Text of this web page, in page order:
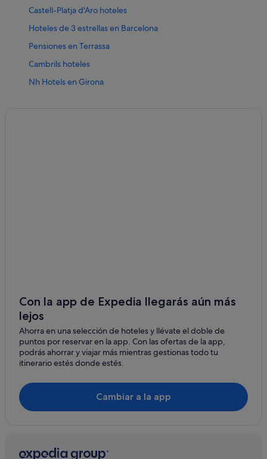
Castell-Platja d'Aro hoteles
Hoteles de 3 estrellas en Barcelona
Pensiones en Terrassa
Cambrils hoteles
Nh Hotels en Girona
Hoteles con todo incluido en Barcelona
Nh Hotels en Tarragona
Hoteles de 4 estrellas en Parque natural del Delta del
Ebro
Barcelona hoteles
Con la app de Expedia llegarás aún más
lejos
Ahorra en una selección de hoteles y llévate el doble de
puntos por reservar en la app. Con las ofertas de la app,
podrás ahorrar y viajar más mientras gestionas todo tu
itinerario estés donde estés.
Cambiar a la app